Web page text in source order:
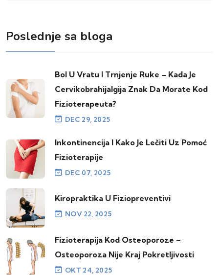
Poslednje sa bloga
Bol U Vratu I Trnjenje Ruke – Kada Je
Cervikobrahijalgija Znak Da Morate Kod
Fizioterapeuta?
DEC 29, 2025
Inkontinencija I Kako Je Lečiti Uz Pomoć
Fizioterapije
DEC 07, 2025
Kiropraktika U Fiziopreventivi
NOV 22, 2025
Fizioterapija Kod Osteoporoze –
Osteoporoza Nije Kraj Pokretljivosti
OKT 24, 2025